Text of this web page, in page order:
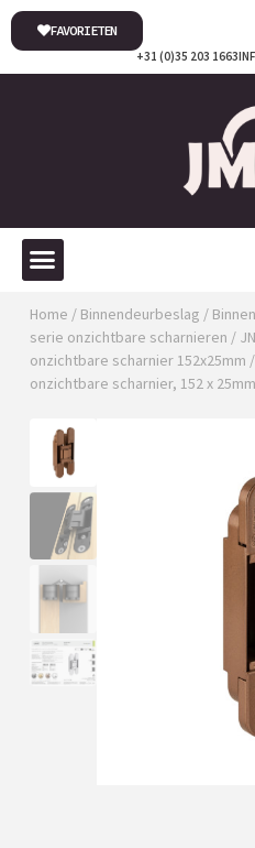
+31 (0)35 203 1663
FAVORIETEN
Home / Binnendeurbeslag /
serie onzichtbare scharnieren /
onzichtbare scharnier 152x25mm
onzichtbare scharnier, 152 x